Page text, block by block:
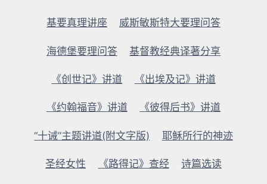
基要真理讲座 威斯敏斯特大要理问答
海德堡要理问答 基督教经典译著分享
《创世记》讲道 《出埃及记》讲道
《约翰福音》讲道 《彼得后书》讲道
“十诫”主题讲道(附文字版) 耶稣所行的神迹
圣经女性 《路得记》查经 诗篇选读